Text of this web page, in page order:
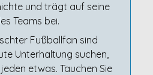
und trägt auf seine
Teams bei.
Fußballfan sind
Unterhaltung suchen,
etwas. Tauchen Sie